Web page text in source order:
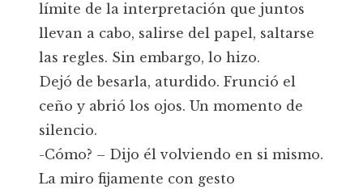
límite de la interpretación que juntos
llevan a cabo, salirse del papel, saltarse
las regles. Sin embargo, lo hizo.
Dejó de besarla, aturdido. Frunció el
ceño y abrió los ojos. Un momento de
silencio.
-Cómo? – Dijo él volviendo en si mismo.
La miro fijamente con gesto